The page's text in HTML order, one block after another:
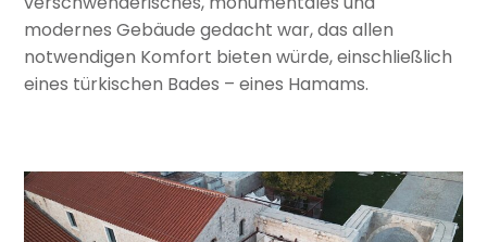
modernes Gebäude gedacht war, das allen
notwendigen Komfort bieten würde, einschließlich
eines türkischen Bades – eines Hamams.